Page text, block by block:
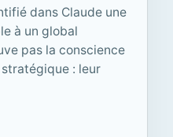
dans Claude une
à un global
pas la conscience
: leur